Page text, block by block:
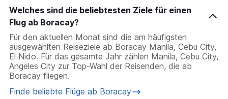
Welches sind die beliebtesten Ziele für einen
Flug ab Boracay?
Für den aktuellen Monat sind die am häufigsten
ausgewählten Reiseziele ab Boracay Manila, Cebu City,
El Nido. Für das gesamte Jahr zählen Manila, Cebu City,
Angeles City zur Top-Wahl der Reisenden, die ab
Boracay fliegen.
Finde beliebte Flüge ab Boracay